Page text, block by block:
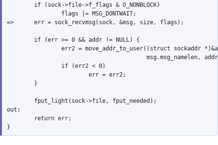
        if (sock->file->f_flags & O_NONBLOCK)
                flags |= MSG_DONTWAIT;
=>      err = sock_recvmsg(sock, &msg, size, flags);
        if (err >= 0 && addr != NULL) {
err2 = move_addr_to_user((struct sockaddr
msg.msg_namelen,
                if (err2 < 0)
                        err = err2;
        }
        fput_light(sock->file, fput_needed);
out:
        return err;